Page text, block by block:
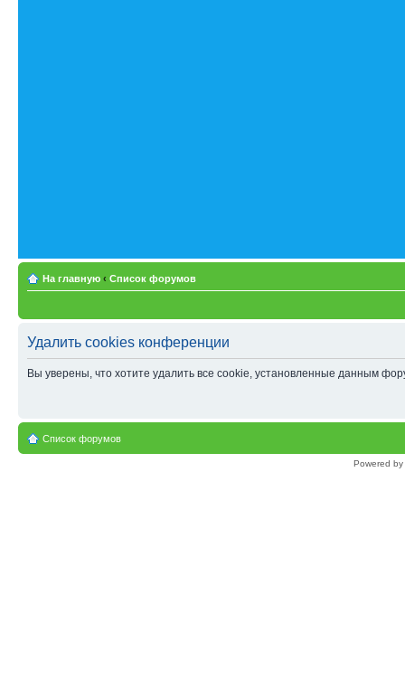
На главную ‹ Список форумов
Удалить cookies конференции
Вы уверены, что хотите удалить все cookie, установленные данным
Список форумов
Powered by